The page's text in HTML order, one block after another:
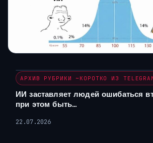
АРХИВ РУБРИКИ ~КОРОТКО ИЗ
ИИ заставляет людей ошибаться
при этом быть…
22.07.2026